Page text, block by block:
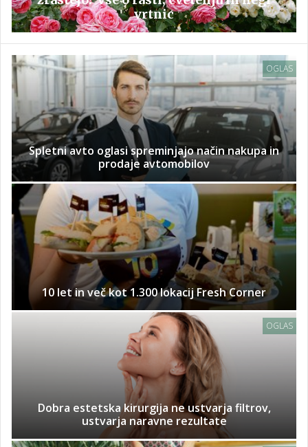
vrtnic
OGLAS
Spletni avto oglasi spreminjajo način nakupa in
prodaje avtomobilov
10 let in več kot 1.300 lokacij Fresh Corner
OGLAS
Dobra estetska kirurgija ne ustvarja filtrov,
ustvarja naravne rezultate